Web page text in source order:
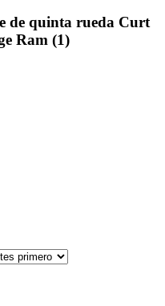
de quinta rueda Curt
Ram (1)